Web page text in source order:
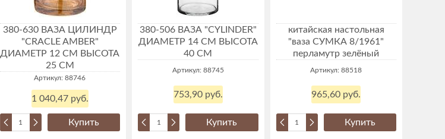
380-630 ВАЗА ЦИЛИНДР
"CRACLE AMBER"
ДИАМЕТР 12 СМ ВЫСОТА
25 СМ
Артикул: 88746
1 040,47 руб.
Купить
380-506 ВАЗА "CYLINDER"
ДИАМЕТР 14 СМ ВЫСОТА
40 СМ
Артикул: 88745
753,90 руб.
Купить
китайская настольная
"ваза СУМКА 8/1961"
перламутр зелёный
Артикул: 88518
965,60 руб.
Купить